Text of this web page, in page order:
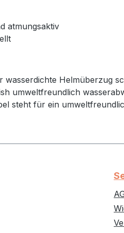
atmungsaktiv
wasserdichte Helmüberzug
umweltfreundlich
steht für ein